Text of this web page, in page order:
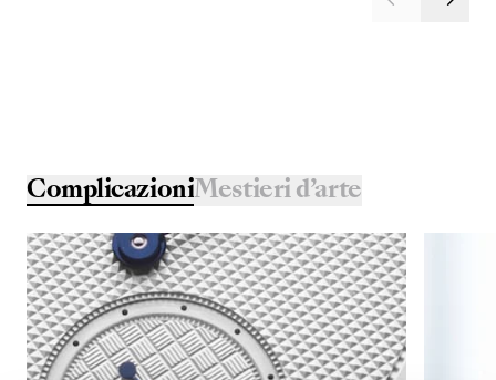
ComplicazioniMestieri d’arte